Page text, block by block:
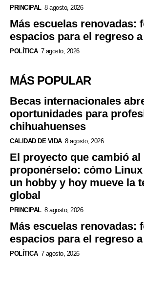
PRINCIPAL 8 agosto, 2026
Más escuelas renovadas:
espacios para el regreso
POLÍTICA 7 agosto, 2026
MÁS POPULAR
Becas internacionales
oportunidades para
chihuahuenses
CALIDAD DE VIDA 8 agosto, 2026
El proyecto que cambió
proponérselo: cómo
un hobby y hoy mueve la
global
PRINCIPAL 8 agosto, 2026
Más escuelas renovadas:
espacios para el regreso
POLÍTICA 7 agosto, 2026